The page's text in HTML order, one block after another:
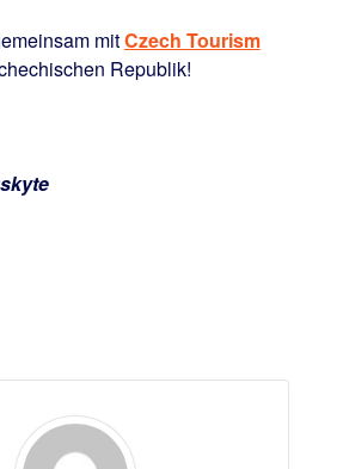
mitCzech Tourism
Republik!